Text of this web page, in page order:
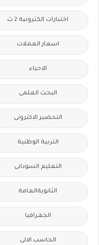
اختبارات الكترونية 2 ث
اسعار العملات
الاحياء
البحث العلمى
التحضير الاكترونى
التربية الوطنية
التعليم السودانى
الثانويةالعامة
الجغرافيا
الحاسب الالى